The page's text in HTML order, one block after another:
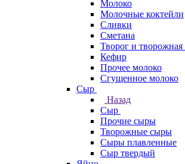
Молоко
Молочные коктейли
Сливки
Сметана
Творог и творожная
Кефир
Прочее молоко
Сгущенное молоко
Сыр
Назад
Сыр
Прочие сыры
Творожные сыры
Сыры плавленные
Сыр твердый